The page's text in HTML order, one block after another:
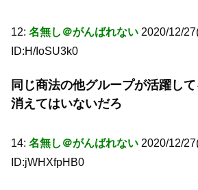
12: 名無し＠がんばれない 2020/12/
ID:H/IoSU3k0
同じ商法の他グループが活躍し
消えてはいないだろ
14: 名無し＠がんばれない 2020/12/
ID:jWHXfpHB0